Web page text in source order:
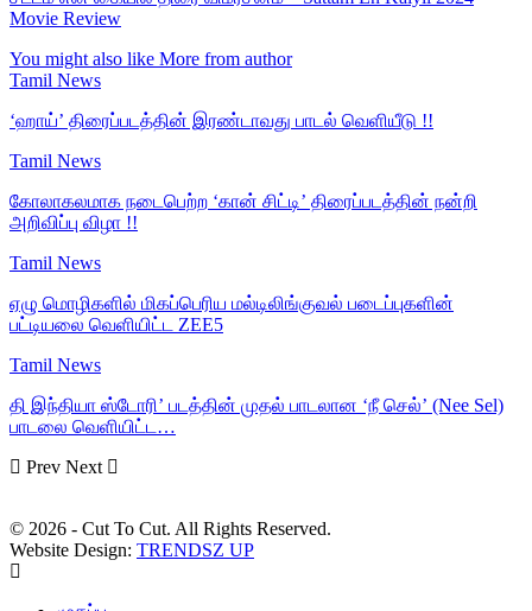
Movie Review
You might also like More from author
Tamil News
‘ஹாய்’ திரைப்படத்தின் இரண்டாவது பாடல் வெளியீடு !!
Tamil News
கோலாகலமாக நடைபெற்ற ‘கான் சிட்டி’ திரைப்படத்தின் நன்றி
அறிவிப்பு விழா !!
Tamil News
ஏழு மொழிகளில் மிகப்பெரிய மல்டிலிங்குவல் படைப்புகளின்
பட்டியலை வெளியிட்ட ZEE5
Tamil News
தி இந்தியா ஸ்டோரி’ படத்தின் முதல் பாடலான ‘நீ செல்’ (Nee Sel)
பாடலை வெளியிட்ட…
Prev Next
© 2026 - Cut To Cut. All Rights Reserved.
Website Design: TRENDSZ UP